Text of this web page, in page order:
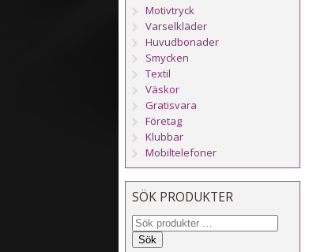
Motivtryck
Varselkläder
Huvudbonader
Smycken
Textil
Väskor
Gratisvara
Företag
Klubbar
Mobiltelefoner
SÖK PRODUKTER
Sök